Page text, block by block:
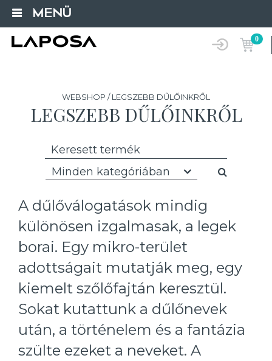
MENÜ
0
WEBSHOP / LEGSZEBB DŰLŐINKRŐL
LEGSZEBB DŰLŐINKRŐL
Minden kategóriában
A dűlőválogatások mindig
különösen izgalmasak, a legek
borai. Egy mikro-terület
adottságait mutatják meg, egy
kiemelt szőlőfajtán keresztül.
Sokat kutattunk a dűlőnevek
után, a történelem és a fantázia
szülte ezeket a neveket. A